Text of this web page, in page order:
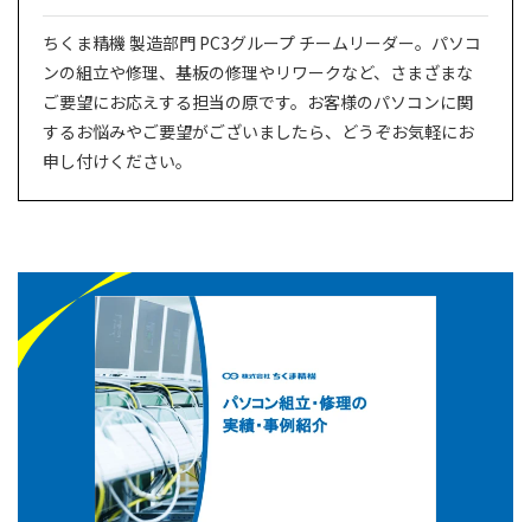
ちくま精機 製造部門 PC3グループ チームリーダー。パソコ
ンの組立や修理、基板の修理やリワークなど、さまざまな
ご要望にお応えする担当の原です。お客様のパソコンに関
するお悩みやご要望がございましたら、どうぞお気軽にお
申し付けください。